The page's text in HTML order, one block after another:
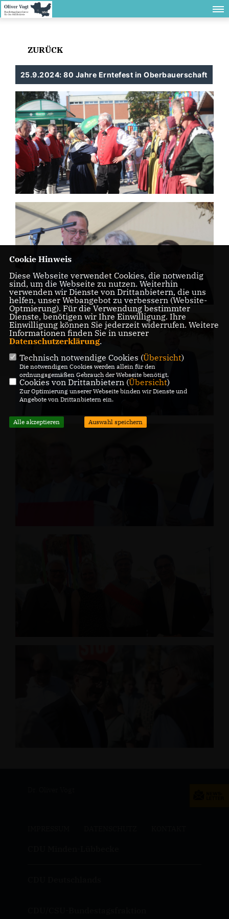
ZURÜCK
25.9.2024: 80 Jahre Erntefest in Oberbauerschaft
Cookie Hinweis
Diese Webseite verwendet Cookies, die notwendig
sind, um die Webseite zu nutzen. Weiterhin
verwenden wir Dienste von Drittanbietern, die uns
helfen, unser Webangebot zu verbessern (Website-
Optmierung). Für die Verwendung bestimmter
Dienste, benötigen wir Ihre Einwilligung. Ihre
Einwilligung können Sie jederzeit widerrufen. Weitere
Informationen finden Sie in unserer
Datenschutzerklärung.
Technisch notwendige Cookies (Übersicht)
Die notwendigen Cookies werden allein für den
ordnungsgemäßen Gebrauch der Webseite benötigt.
Cookies von Drittanbietern (Übersicht)
Zur Optimierung unserer Webseite binden wir Dienste und
Angebote von Drittanbietern ein.
Alle akzeptieren Auswahl speichern